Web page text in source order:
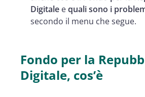
Digitale equali sono i
secondo il menu che segue.
Fondo per la
Digitale, cos’è